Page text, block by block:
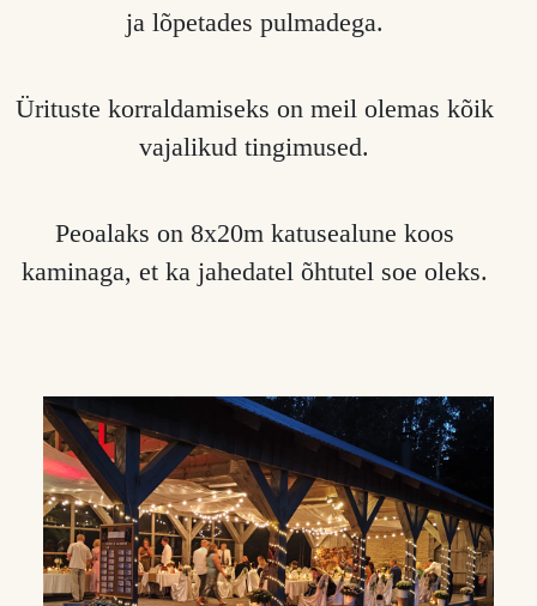
ja lõpetades pulmadega.
Ürituste korraldamiseks on meil olemas kõik
vajalikud tingimused.
Peoalaks on 8x20m katusealune koos
kaminaga, et ka jahedatel õhtutel soe oleks.